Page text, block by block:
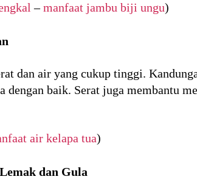
–manfaat jambu biji ungu)
dan air yang cukup tinggi.
dengan baik. Serat juga membantu
air kelapa tua)
dan Gula